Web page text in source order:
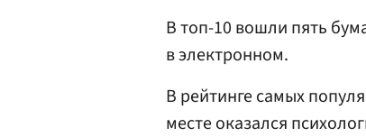
В топ-10 вошли пять
в электронном.
В рейтинге самых
месте оказался